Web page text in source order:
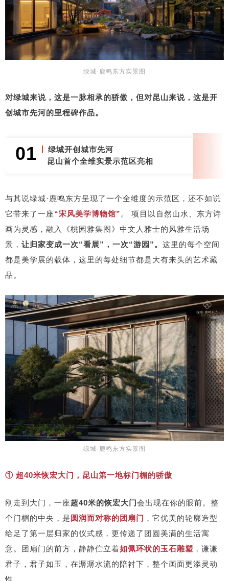
绿城·鹿鸣东方实景图
对绿城来说，这是一脉相承的骄傲，但对昆山来说，这是开
创城市先河的里程碑作品。
01
绿城开创城市先河
昆山首个全维实景示范区亮相
与其说绿城·鹿鸣东方呈现了一个全维度的示范区，还不如说
它带来了一座“宋风美学博物馆”。 项目以自然山水、东方诗
画为灵感，融入《桃园雅集图》中文人雅士的风雅生活场
景， 让归家变成一次“看展”，一次“游园”。 这里的每个空间
都是美学展的载体，这里的每处细节都是大有来头的艺术藏
品。
绿城·鹿鸣东方实景图
① 超40米恢宏大门，昆山第一地标门楣的骄傲
刚走到大门，一座超40米的恢宏大门会出现在你的眼前。整
个门楣的中央，是 圆润而对称的团扇门 ，它优美的轮廓造型
给足了第一层归家的仪式感，更传递了团圆美满的生活寓
意。团扇门的前方，静静伫立着如佩环状的玉石雕塑 ，谦谦
君子，君子如玉，在潺潺水流的陪衬下，整个画面更添灵动
性。